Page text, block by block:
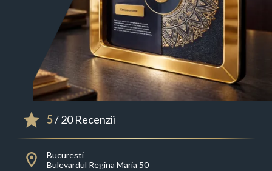
5/ 20 Recenzii
București
Bulevardul Regina Maria 50